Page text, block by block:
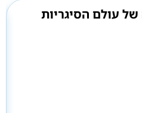
עולם הסיגריות